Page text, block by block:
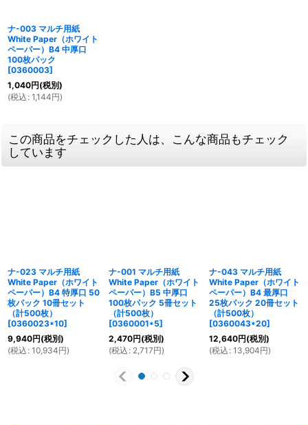
ナ-003 マルチ用紙
White Paper（ホワイト
ペーパー）B4 中厚口
100枚パック
[0360003]
1,040円(税別)
(税込 : 1,144円)
この商品をチェックした人は、こんな商品もチェック
しています
ナ-023 マルチ用紙
White Paper（ホワイト
ペーパー）B4 特厚口 50
枚パック 10冊セット
（計500枚）
[0360023*10]
9,940円(税別)
(税込 : 10,934円)
ナ-001 マルチ用紙
White Paper（ホワイト
ペーパー）B5 中厚口
100枚パック 5冊セット
（計500枚）
[0360001*5]
2,470円(税別)
(税込 : 2,717円)
ナ-043 マルチ用紙
White Paper（ホワイト
ペーパー）B4 最厚口
25枚パック 20冊セット
（計500枚）
[0360043*20]
12,640円(税別)
(税込 : 13,904円)